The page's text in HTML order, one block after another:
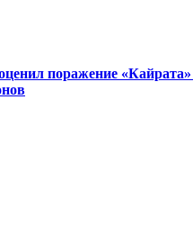
поражение